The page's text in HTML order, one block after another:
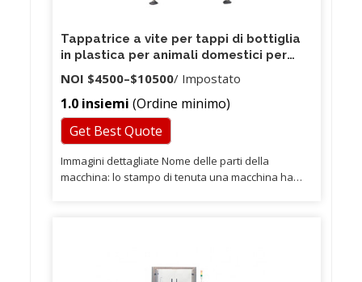
Tappatrice a vite per tappi di bottiglia
in plastica per animali domestici per
tappatrice automatica per la sigillatura
del coperchio dei barattoli di bottiglia
di vetro
NOI $4500–$10500/ Impostato
1.0 insiemi (Ordine minimo)
Get Best Quote
Immagini dettagliate Nome delle parti della
macchina: lo stampo di tenuta una macchina ha
a contattarci e siamo in servizio durante tutte le 24